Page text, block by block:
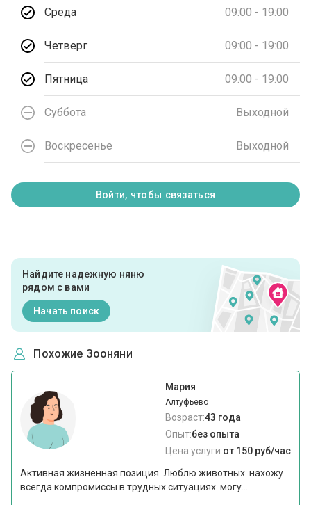
Среда 09:00 - 19:00
Четверг 09:00 - 19:00
Пятница 09:00 - 19:00
Суббота Выходной
Воскресенье Выходной
Войти, чтобы связаться
Найдите надежную няню
рядом с вами
Начать поиск
Похожие Зооняни
Мария
Алтуфьево
Возраст:43 года
Опыт:без опыта
Цена услуги:от 150 руб/час
Активная жизненная позиция. Люблю животных. нахожу
всегда компромиссы в трудных ситуациях. могу...